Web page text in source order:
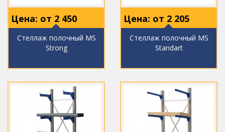
Цена: от 2 450
Стеллаж полочный MS
Strong
Цена: от 2 205
Стеллаж полочный MS
Standart